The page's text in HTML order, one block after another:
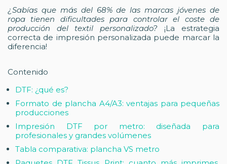
¿Sabías que más del 68% de las marcas jóvenes de
ropa tienen dificultades para controlar el coste de
producción del textil personalizado? ¡La estrategia
correcta de impresión personalizada puede marcar la
diferencia!
Contenido
DTF: ¿qué es?
Formato de plancha A4/A3: ventajas para pequeñas
producciones
Impresión DTF por metro: diseñada para
profesionales y grandes volúmenes
Tabla comparativa: plancha VS metro